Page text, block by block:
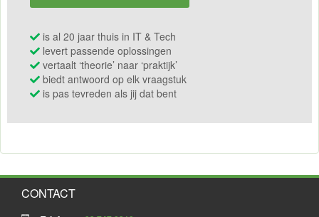
is al 20 jaar thuis in IT & Tech
levert passende oplossingen
vertaalt ‘theorie’ naar ‘praktijk’
biedt antwoord op elk vraagstuk
is pas tevreden als jij dat bent
CONTACT